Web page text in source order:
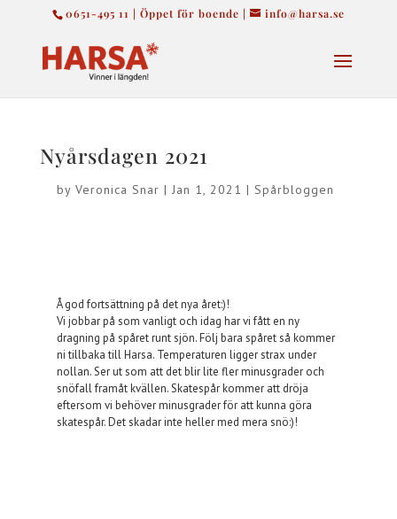
0651-495 11 | Öppet för boende | info@harsa.se
Nyårsdagen 2021
by Veronica Snar | Jan 1, 2021 | Spårbloggen
Å god fortsättning på det nya året:)!
Vi jobbar på som vanligt och idag har vi fått en ny
dragning på spåret runt sjön. Följ bara spåret så kommer
ni tillbaka till Harsa. Temperaturen ligger strax under
nollan. Ser ut som att det blir lite fler minusgrader och
snöfall framåt kvällen. Skatespår kommer att dröja
eftersom vi behöver minusgrader för att kunna göra
skatespår. Det skadar inte heller med mera snö:)!